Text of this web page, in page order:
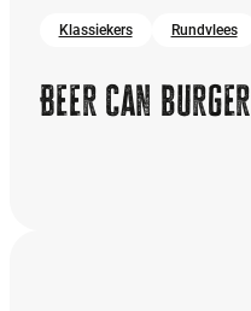
Klassiekers Rundvlees
Beer can burger